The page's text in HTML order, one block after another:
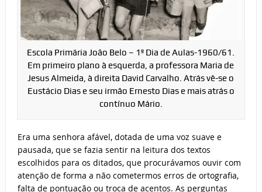
Escola Primária João Belo – 1º Dia de Aulas-1960/61.
Em primeiro plano à esquerda, a professora Maria de
Jesus Almeida, à direita David Carvalho. Atrás vê-se o
Eustácio Dias e seu irmão Ernesto Dias e mais atrás o
contínuo Mário.
Era uma senhora afável, dotada de uma voz suave e
pausada, que se fazia sentir na leitura dos textos
escolhidos para os ditados, que procurávamos ouvir com
atenção de forma a não cometermos erros de ortografia,
falta de pontuação ou troca de acentos. As perguntas